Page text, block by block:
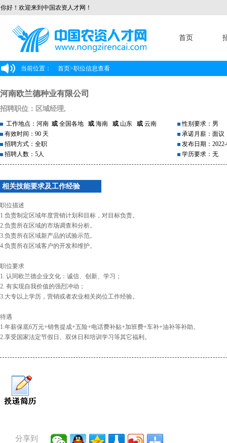
你好！欢迎来到中国农资人才网！
首页
当前位置： 首页>职位信息查看
河南欧兰德种业有限公司
招聘职位：区域经理,
工作地点：河南 或 全国各地 或 海南 或 山东 或 云南
有效时间：90 天
招聘方式：全职
招聘人数：5人
性别要求：男
承诺月薪：面议
发布日期：
学历要求：无
相关技能要求及工作经验
职位描述
1.负责制定区域年度营销计划和目标，对目标负责。
2.负责所在区域的市场调查和分析。
3.负责所在区域新产品的试验示范。
4.负责所在区域客户的开发和维护。
职位要求
1. 认同欧兰德企业文化：诚信、创新、学习；
2. 有实现自我价值的强烈冲动；
3.大专以上学历，营销或者农业相关岗位工作经验。
待遇
1.年薪保底6万元+销售提成+五险+电话费补贴+加班费+车补+油补等补助。
2.享受国家法定节假日、双休日和培训学习等其它福利。
分享到